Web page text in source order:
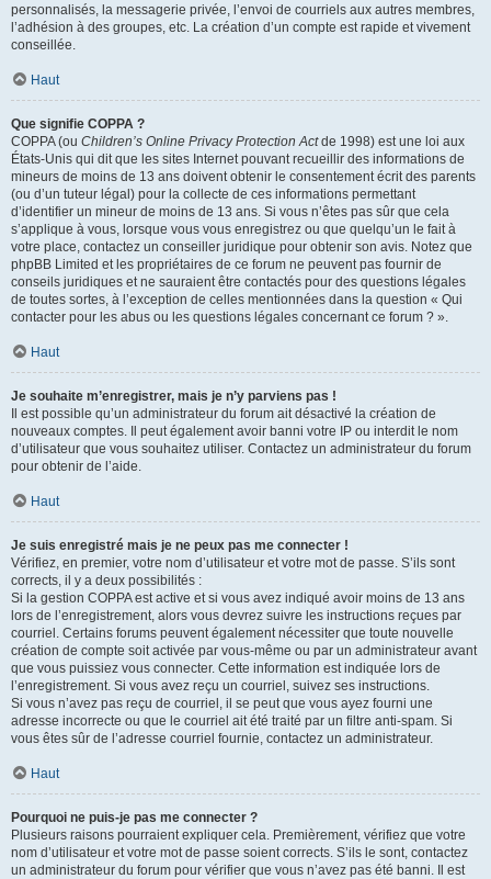
personnalisés, la messagerie privée, l’envoi de courriels aux autres membres,
l’adhésion à des groupes, etc. La création d’un compte est rapide et vivement
conseillée.
Haut
Que signifie COPPA ?
COPPA (ou Children’s Online Privacy Protection Actde 1998) est une loi aux
États-Unis qui dit que les sites Internet pouvant recueillir des informations de
mineurs de moins de 13 ans doivent obtenir le consentement écrit des parents
(ou d’un tuteur légal) pour la collecte de ces informations permettant
d’identifier un mineur de moins de 13 ans. Si vous n’êtes pas sûr que cela
s’applique à vous, lorsque vous vous enregistrez ou que quelqu’un le fait à
votre place, contactez un conseiller juridique pour obtenir son avis. Notez que
phpBB Limited et les propriétaires de ce forum ne peuvent pas fournir de
conseils juridiques et ne sauraient être contactés pour des questions légales
de toutes sortes, à l’exception de celles mentionnées dans la question « Qui
contacter pour les abus ou les questions légales concernant ce forum ? ».
Haut
Je souhaite m’enregistrer, mais je n’y parviens pas !
Il est possible qu’un administrateur du forum ait désactivé la création de
nouveaux comptes. Il peut également avoir banni votre IP ou interdit le nom
d’utilisateur que vous souhaitez utiliser. Contactez un administrateur du forum
pour obtenir de l’aide.
Haut
Je suis enregistré mais je ne peux pas me connecter !
Vérifiez, en premier, votre nom d’utilisateur et votre mot de passe. S’ils sont
corrects, il y a deux possibilités :
Si la gestion COPPA est active et si vous avez indiqué avoir moins de 13 ans
lors de l’enregistrement, alors vous devrez suivre les instructions reçues par
courriel. Certains forums peuvent également nécessiter que toute nouvelle
création de compte soit activée par vous-même ou par un administrateur avant
que vous puissiez vous connecter. Cette information est indiquée lors de
l’enregistrement. Si vous avez reçu un courriel, suivez ses instructions.
Si vous n’avez pas reçu de courriel, il se peut que vous ayez fourni une
adresse incorrecte ou que le courriel ait été traité par un filtre anti-spam. Si
vous êtes sûr de l’adresse courriel fournie, contactez un administrateur.
Haut
Pourquoi ne puis-je pas me connecter ?
Plusieurs raisons pourraient expliquer cela. Premièrement, vérifiez que votre
nom d’utilisateur et votre mot de passe soient corrects. S’ils le sont, contactez
un administrateur du forum pour vérifier que vous n’avez pas été banni. Il est